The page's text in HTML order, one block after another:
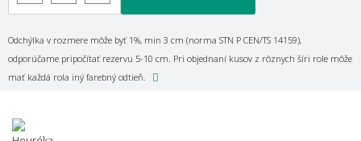
Odchýlka v rozmere môže byť 1%, min 3 cm (norma STN P CEN/TS 14159),
odporúčame pripočítať rezervu 5-10 cm. Pri objednaní kusov z rôznych šíri role môže
mať každá rola iný farebný odtieň.